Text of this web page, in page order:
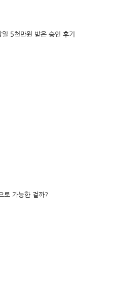
5천만원 받은 승인 후기
로 가능한 걸까?